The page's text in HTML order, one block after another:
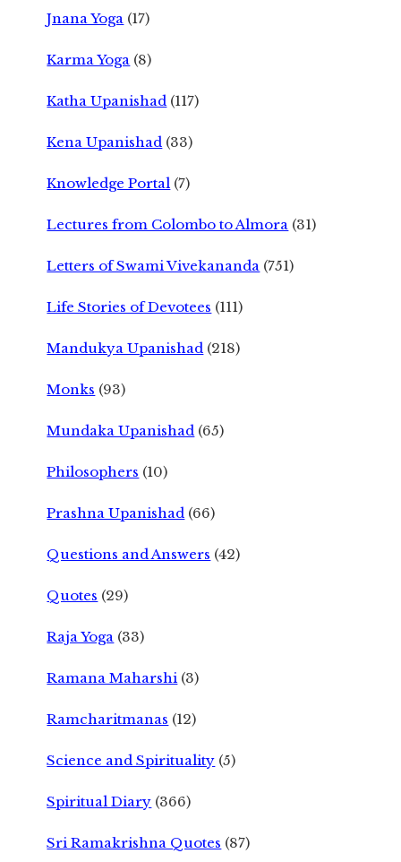
Jnana Yoga (17)
Karma Yoga (8)
Katha Upanishad (117)
Kena Upanishad (33)
Knowledge Portal (7)
Lectures from Colombo to Almora (31)
Letters of Swami Vivekananda (751)
Life Stories of Devotees (111)
Mandukya Upanishad (218)
Monks (93)
Mundaka Upanishad (65)
Philosophers (10)
Prashna Upanishad (66)
Questions and Answers (42)
Quotes (29)
Raja Yoga (33)
Ramana Maharshi (3)
Ramcharitmanas (12)
Science and Spirituality (5)
Spiritual Diary (366)
Sri Ramakrishna Quotes (87)